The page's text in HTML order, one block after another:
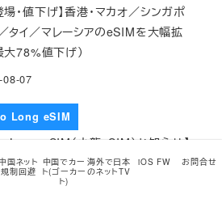
場・値下げ】香港・マカオ／シンガポ
タイ／マレーシアのeSIMを大幅拡
大78%値下げ）
07
Long eSIM
Long eSIM（小龍eSIM）お知らせ】
08/07 eSIM更新のお知らせ
中国ネット
規制回避
中国でカー
ト(ゴーカー
ト)
海外で日本
のネットTV
iOS FW お問合せ